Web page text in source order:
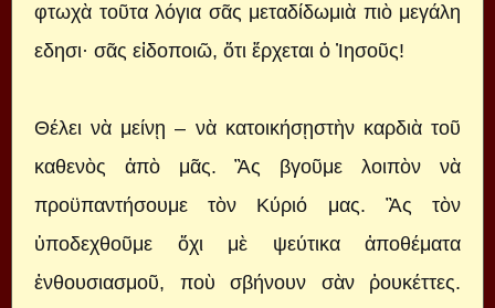
φτωχὰ τοῦτα λόγια σᾶς μεταδίδωμιὰ πιὸ μεγάλη
εδησι· σᾶς εἰδοποιῶ, ὅτι ἔρχεται ὁ Ἰησοῦς!
Θέλει νὰ μείνῃ – νὰ κατοικήσῃστὴν καρδιὰ τοῦ
καθενὸς ἀπὸ μᾶς. Ἂς βγοῦμε λοιπὸν νὰ
προϋπαντήσουμε τὸν Κύριό μας. Ἂς τὸν
ὑποδεχθοῦμε ὄχι μὲ ψεύτικα ἀποθέματα
ἐνθουσιασμοῦ, ποὺ σβήνουν σὰν ῥουκέττες.